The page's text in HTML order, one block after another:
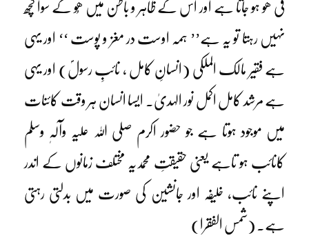
فی ھو ہو جاتا ہے اور اس کے ظاہر و باطن میں ھُو کے سوا کچھ
نہیں رہتا تو یہ ہے’’ ہمہ اوست در مغز و پوست ‘‘ اور یہی
ہے فقیر مالک الملکی (انسانِ کامل ، نائبِ رسولؐ) اور یہی
ہے مرشد کامل اکمل نور الہدیٰ۔ ایسا انسان ہر وقت کائنات
میں موجود ہوتا ہے جو حضور اکرم صلی اللہ علیہ وآلہٖ وسلم
کانائب ہو تاہے یعنی حقیقتِ محمدیہ مختلف زمانوں کے اندر
اپنے نائب، خلیفہ اور جانشین کی صورت میں بدلتی رہتی
ہے۔ (شمس الفقرا)